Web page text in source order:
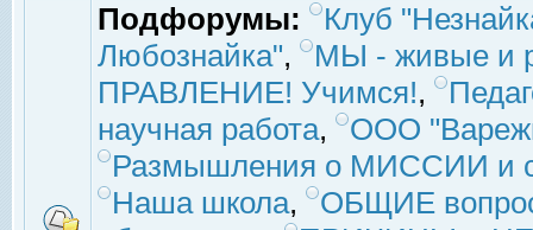
Подфорумы:
Клуб
Любознайка",
МЫ - живые и
ПРАВЛЕНИЕ! Учимся!,
научная работа,
ООО
Размышления о МИССИИ и
Наша школа,
ОБЩИЕ